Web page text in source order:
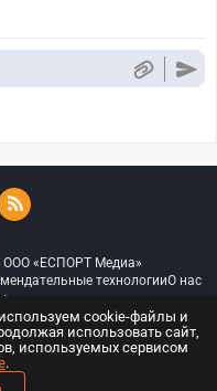
ООО «ЕСПОРТ Медиа»
технологииО нас
права защищены
cookie-файлы и
использовать сайт,
используемых сервисом
.